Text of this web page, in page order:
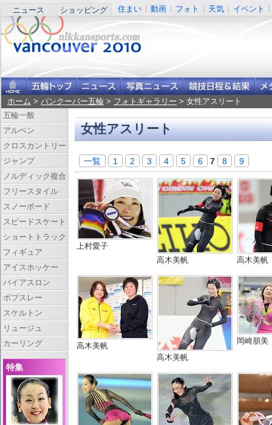
ニュース ショッピング 住まい 動画 フォト 天気 イベント
ホーム > バンクーバー五輪 > フォトギャラリー > 女性アスリート
女性アスリート
一覧 1 2 3 4 5 6 7 8 9
上村愛子
高木美帆
高木美帆
高木美帆
高木美帆
岡崎朋美
五輪一般
アルペン
クロスカントリー
ジャンプ
ノルディック複合
フリースタイル
スノーボード
スピードスケート
ショートトラック
フィギュア
アイスホッケー
バイアスロン
ボブスレー
スケルトン
リュージュ
カーリング
特集